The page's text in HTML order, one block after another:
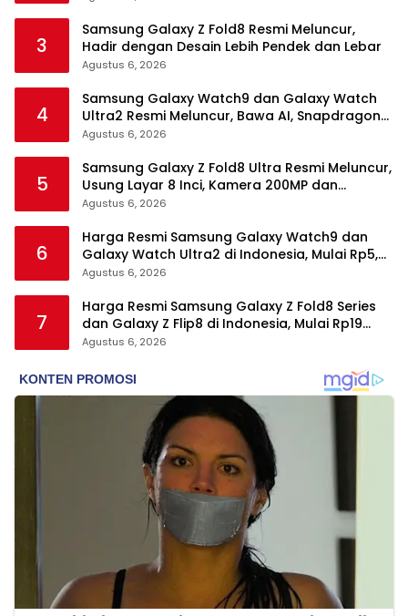
3
Samsung Galaxy Z Fold8 Resmi Meluncur,
Hadir dengan Desain Lebih Pendek dan Lebar
Agustus 6, 2026
4
Samsung Galaxy Watch9 dan Galaxy Watch
Ultra2 Resmi Meluncur, Bawa AI, Snapdragon
Wear Elite, dan Fitur Kesehatan Baru
Agustus 6, 2026
5
Samsung Galaxy Z Fold8 Ultra Resmi Meluncur,
Usung Layar 8 Inci, Kamera 200MP dan
Snapdragon 8 Elite Gen 5
Agustus 6, 2026
6
Harga Resmi Samsung Galaxy Watch9 dan
Galaxy Watch Ultra2 di Indonesia, Mulai Rp5,9
Jutaan
Agustus 6, 2026
7
Harga Resmi Samsung Galaxy Z Fold8 Series
dan Galaxy Z Flip8 di Indonesia, Mulai Rp19
Jutaan
Agustus 6, 2026